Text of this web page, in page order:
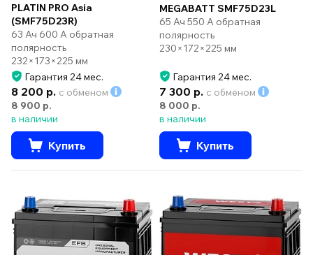
PLATIN PRO Asia
(SMF75D23R)
63 Ач 600 А обратная
полярность
232×173×225 мм
Гарантия 24 мес.
8 200 р. с обменом
8 900 р.
в наличии
Купить
MEGABATT SMF75D23L
65 Ач 550 А обратная
полярность
230×172×225 мм
Гарантия 24 мес.
7 300 р. с обменом
8 000 р.
в наличии
Купить